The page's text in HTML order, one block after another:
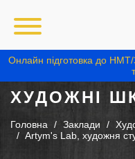
Онлайн підготовка до НМТ/
ХУДОЖНІ
Головна Заклади
Artym's Lab, художня